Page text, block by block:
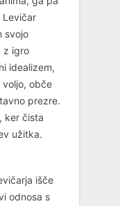
Levičar
svojo
z igro
idealizem,
voljo, obče
prezre.
ker čista
užitka.
išče
odnosa s